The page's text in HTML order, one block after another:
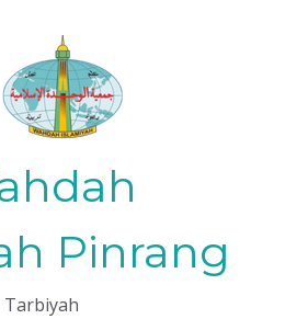
Pinrang
Tarbiyah